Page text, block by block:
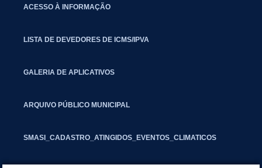
ACESSO À INFORMAÇÃO
LISTA DE DEVEDORES DE ICMS/IPVA
GALERIA DE APLICATIVOS
ARQUIVO PÚBLICO MUNICIPAL
SMASI_CADASTRO_ATINGIDOS_EVENTOS_CLIMATICOS